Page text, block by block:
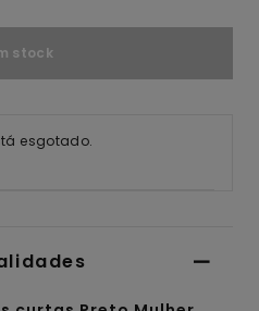
stock
esgotado.